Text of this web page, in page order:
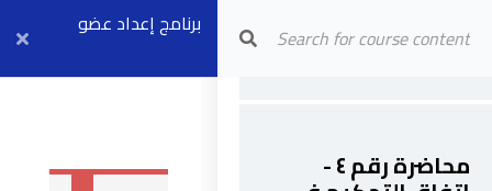
Arab Center for Arbitration
برنامج إعداد عضو
مجلس فض
بث مباشر ٦ أبريل
Adjudicator
محاضرة رقم ٤ -